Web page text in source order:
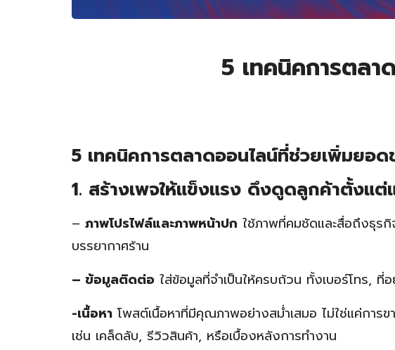
5 เทคนิคการตลา
5 เทคนิคการตลาดออนไลน์ที่ช่วยเพิ่มยอด
1. สร้างเพจให้แข็งแรง ดึงดูดลูกค้าตั้งแต่
– ภาพโปรไฟล์และภาพหน้าปก ใช้ภาพที่คมชัดและสื่อถึงธุร
บรรยากาศร้าน
– ข้อมูลติดต่อ ใส่ข้อมูลที่จำเป็นให้ครบถ้วน ทั้งเบอร์โทร,
-เนื้อหา โพสต์เนื้อหาที่มีคุณภาพอย่างสม่ำเสมอ ไม่ใช่แค่การ
เช่น เคล็ดลับ, รีวิวสินค้า, หรือเบื้องหลังการทำงาน